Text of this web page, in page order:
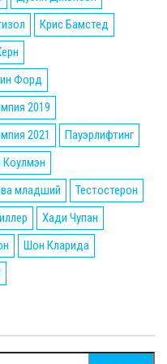
Крис Бамстед
Форд
2019
2021
Пауэрлифтинг
Коулмэн
младший
Тестостерон
Хади Чупан
Шон Кларида